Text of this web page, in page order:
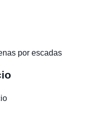
por escadas